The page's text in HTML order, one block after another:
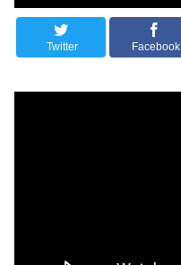
Twitter Facebook